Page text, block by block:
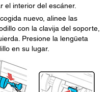
el interior del escáner.
nuevo, alinee las
con la clavija del soporte,
Presione la lengüeta
en su lugar.